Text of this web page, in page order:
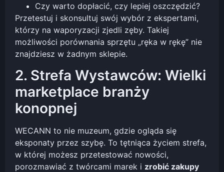
Czy warto dopłacić, czy lepiej oszczędzić?
Przetestuj i skonsultuj swój wybór z ekspertami,
którzy na waporyzacji zjedli zęby. Takiej
możliwości porównania sprzętu „ręka w rękę” nie
znajdziesz w żadnym sklepie.
2. Strefa Wystawców: Wielki
marketplace branży
konopnej
WECANN to nie muzeum, gdzie ogląda się
eksponaty przez szybę. To tętniąca życiem strefa,
w której możesz przetestować nowości,
porozmawiać z twórcami marek i zrobić zakupy